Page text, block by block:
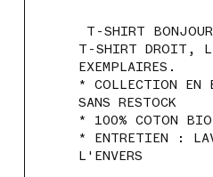
T-SHIRT
T-SHIRT DROIT,
EXEMPLAIRES.
* COLLECTION
SANS RESTOCK
* 100% COTON
* ENTRETIEN :
L'ENVERS